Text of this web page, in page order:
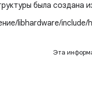
была создана
libhardware/include/
Эта